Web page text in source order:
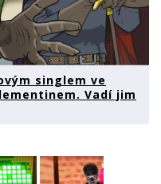
singlem ve
Vadí jim